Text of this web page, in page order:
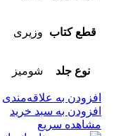
قطع کتاب وزیری
نوع جلد شومیز
افزودن به علاقه‌مندی
افزودن به سبد خرید
مشاهده سریع